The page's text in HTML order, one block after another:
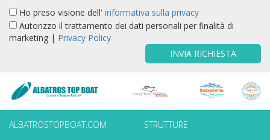
Ho preso visione dell' informativa sulla privacy
Autorizzo il trattamento dei dati personali per finalità di
marketing | Privacy Policy
INVIA RICHIESTA
ALBATROSTOPBOAT.COM STRUTTURE